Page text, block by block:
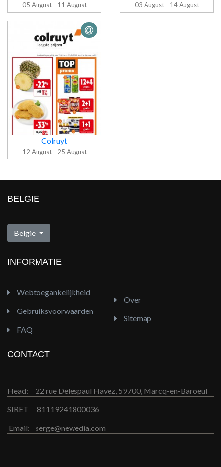
Folder Jumbo
05 August - 11 August 03 August - 14 August
Folder Colruyt
Colruyt
12 August - 25 August
BELGIE
Belgie
INFORMATIE
Webtoegankelijkheid
Gebruiksvoorwaarden
FAQ
Over
Sitemap
CONTACT
Head:
22 rue Delespaul Havez, 59700, Marcq-en-Baroeul
SIRET
81119241800036
Email:
serge@newedia.com